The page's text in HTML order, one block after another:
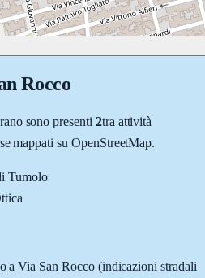
Rocco
sono presenti 2tra attività
mappati su OpenStreetMap.
Tumolo
aVia San Rocco(indicazioni stradali